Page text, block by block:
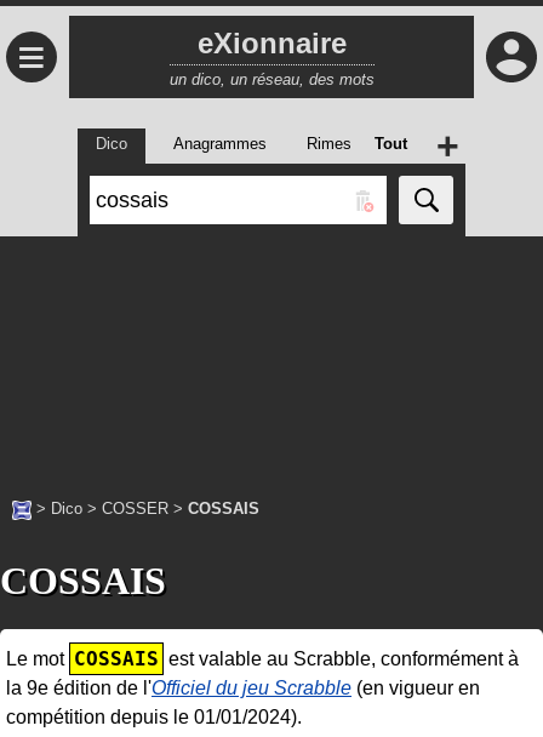
≡ eXionnaire
un dico, un réseau, des mots
Dico Anagrammes Rimes Tout +
> Dico > COSSER > COSSAIS
COSSAIS
Le mot COSSAIS est valable au Scrabble, conformément à
la 9e édition de l'Officiel du jeu Scrabble (en vigueur en
compétition depuis le 01/01/2024).